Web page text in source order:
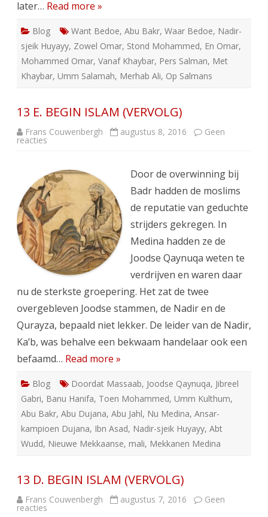
later… Read more »
Blog Want Bedoe, Abu Bakr, Waar Bedoe, Nadir-
sjeik Huyayy, Zowel Omar, Stond Mohammed, En Omar,
Mohammed Omar, Vanaf Khaybar, Pers Salman, Met
Khaybar, Umm Salamah, Merhab Ali, Op Salmans
13 E. BEGIN ISLAM (VERVOLG)
Frans Couwenbergh augustus 8, 2016 Geen
reacties
ISLAM
(VERVOLG)
Door de overwinning bij
Badr hadden de moslims
de reputatie van geduchte
strijders gekregen. In
Medina hadden ze de
Joodse Qaynuqa weten te
verdrijven en waren daar
nu de sterkste groepering. Het zat de twee
overgebleven Joodse stammen, de Nadir en de
Qurayza, bepaald niet lekker. De leider van de Nadir,
Ka’b, was behalve een bekwaam handelaar ook een
befaamd… Read more »
Blog Doordat Massaab, Joodse Qaynuqa, Jibreel
Gabri, Banu Hanifa, Toen Mohammed, Umm Kulthum,
Abu Bakr, Abu Dujana, Abu Jahl, Nu Medina, Ansar-
kampioen Dujana, Ibn Asad, Nadir-sjeik Huyayy, Abt
Wudd, Nieuwe Mekkaanse, mali, Mekkanen Medina
13 D. BEGIN ISLAM (VERVOLG)
Frans Couwenbergh augustus 7, 2016 Geen
reacties